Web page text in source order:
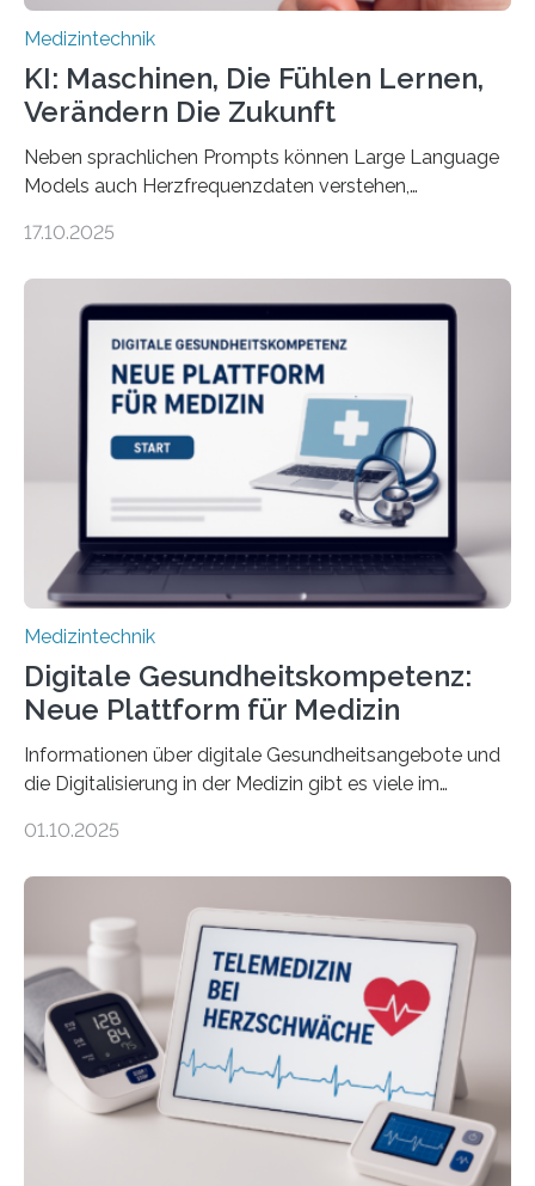
Medizintechnik
KI: Maschinen, Die Fühlen Lernen,
Verändern Die Zukunft
Neben sprachlichen Prompts können Large Language
Models auch Herzfrequenzdaten verstehen,
haben Dr. Morris Gellisch, ehemals an der Ruhr-
und Boris Burr von der Ruhr-Universität Bochum in
dafür eine technische Schnittstelle, über die
physiologische Daten in Echtzeit an das Sprachmodell
übermittelt werden können. Die Künstliche Intelligenz
kann dadurch auch die Sprache des Körpers
einbeziehen, auf die Menschen keinen bewussten
Einfluss nehmen. Das eröffnet…
17.10.2025
Medizintechnik
Digitale Gesundheitskompetenz:
Neue Plattform für Medizin
Informationen über digitale Gesundheitsangebote und
die Digitalisierung in der Medizin gibt es viele im
seriösen und wissenschaftlich abgesicherten Inhalten?
Forscherinnen der Technischen Universität Dresden
(TUD) richtet sich das Portal sowohl an Patientinnen
und Patienten, aber ebenso an medizinisches
Fachpersonal. Für all diese Zielgruppen bietet sie
speziell zugeschnittene Informationen, um deren
digitale Gesundheitskompetenz zu steigern. MiHUBx ist
01.10.2025